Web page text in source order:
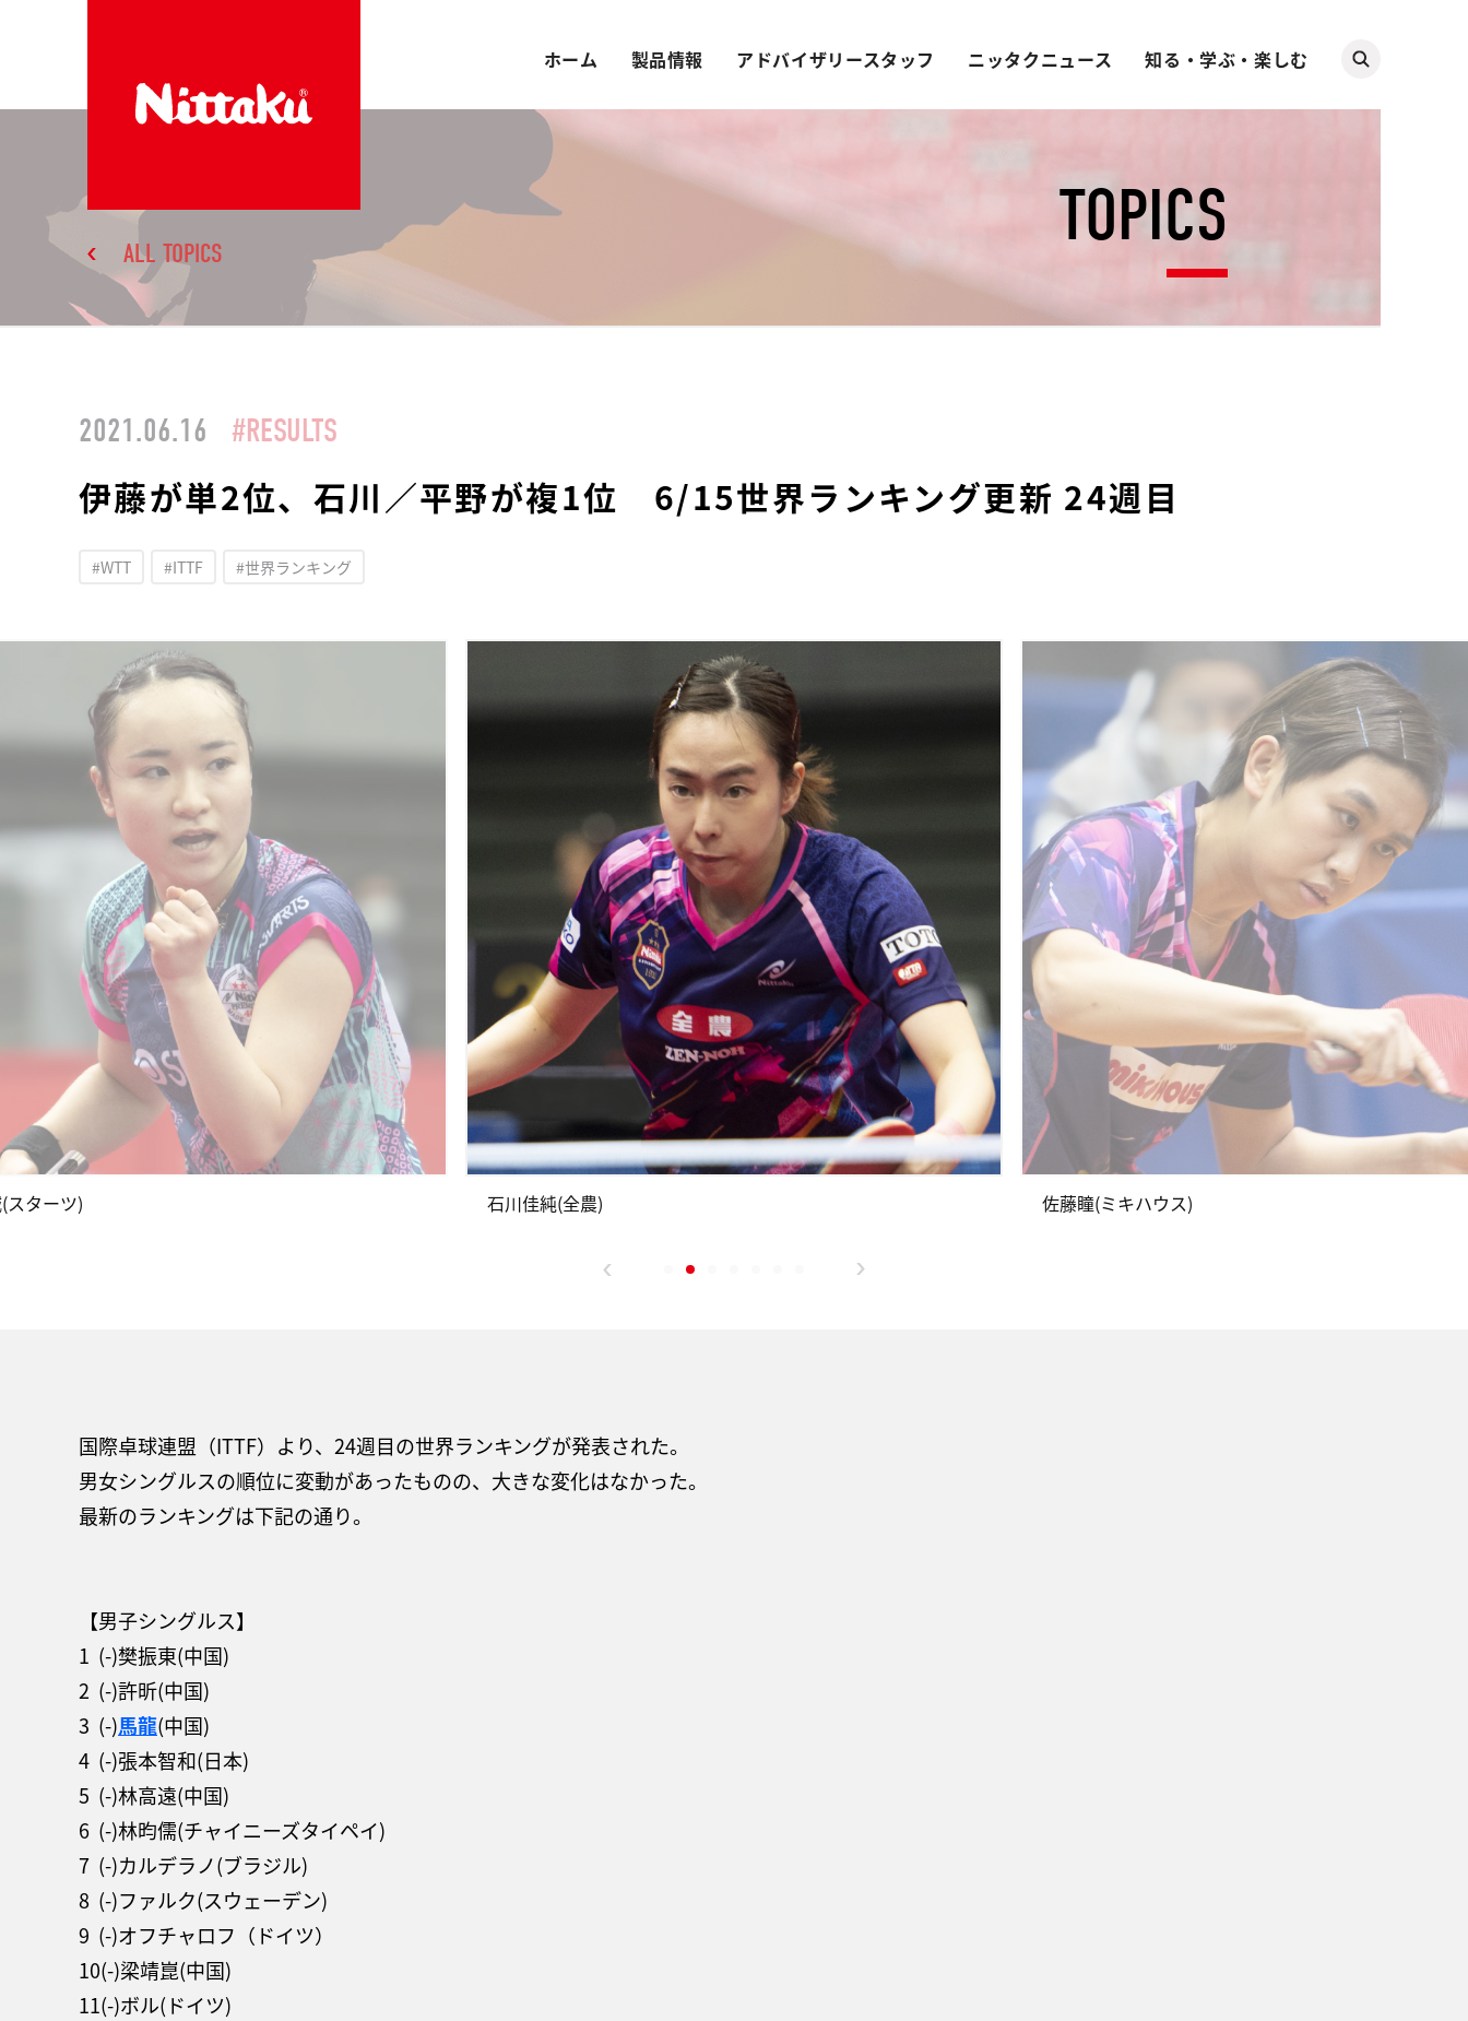
ホーム 製品情報 アドバイザリースタッフ ニッタクニュース 知る・学ぶ・楽しむ
TOPICS
ALL TOPICS
2021.06.16 #RESULTS
伊藤が単2位、石川／平野が複1位 6/15世界ランキング更新 24週目
#WTT #ITTF #世界ランキング
スターツ) 石川佳純(全農) 佐藤瞳(ミキハウス)
国際卓球連盟（ITTF）より、24週目の世界ランキングが発表された。
男女シングルスの順位に変動があったものの、大きな変化はなかった。
最新のランキングは下記の通り。
【男子シングルス】
1 (-)樊振東(中国)
2 (-)許昕(中国)
3 (-)馬龍(中国)
4 (-)張本智和(日本)
5 (-)林高遠(中国)
6 (-)林昀儒(チャイニーズタイペイ)
7 (-)カルデラノ(ブラジル)
8 (-)ファルク(スウェーデン)
9 (-)オフチャロフ（ドイツ）
10(-)梁靖崑(中国)
11(-)ボル(ドイツ)